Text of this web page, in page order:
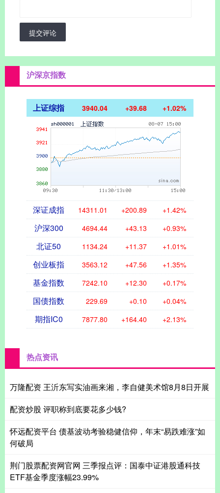
提交评论
沪深京指数
上证综指 3940.04 +39.68 +1.02%
深证成指 14311.01 +200.89 +1.42%
沪深300 4694.44 +43.13 +0.93%
北证50 1134.24 +11.37 +1.01%
创业板指 3563.12 +47.56 +1.35%
基金指数 7242.10 +12.30 +0.17%
国债指数 229.69 +0.10 +0.04%
期指IC0 7877.80 +164.40 +2.13%
热点资讯
万隆配资 王沂东写实油画来湘，李自健美术馆8月8日开展
配资炒股 评职称到底要花多少钱?
怀远配资平台 债基波动考验稳健信仰，年末“易跌难涨”如
何破局
荆门股票配资网官网 三季报点评：国泰中证港股通科技
ETF基金季度涨幅23.99%